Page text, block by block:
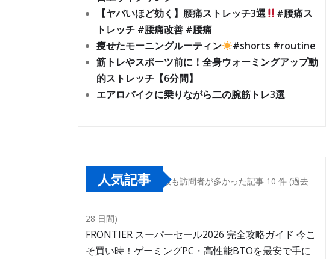
【ヤバいほど効く】腰痛ストレッチ3選
#腰痛ス
トレッチ #腰痛改善 #腰痛
痩せたモーニングルーティン
#shorts #routine
筋トレやスポーツ前に！全身ウォーミングアップ動
的ストレッチ【6分間】
エアロバイクに乗りながら二の腕筋トレ3選
人気記事 最も訪問者が多かった記事 10 件 (過去
28 日間)
FRONTIER スーパーセール2026 完全攻略ガイド 今こ
そ買い時！ゲーミングPC・高性能BTOを最安で手に